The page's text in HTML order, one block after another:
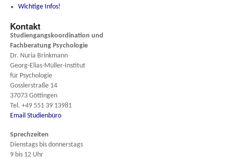
Wichtige Infos!
Kontakt
Studiengangskoordination und
Fachberatung Psychologie
Dr. Nuria Brinkmann
Georg-Elias-Müller-Institut
für Psychologie
Gosslerstraße 14
37073 Göttingen
Tel. +49 551 39 13981
Email Studienbüro
Sprechzeiten
Dienstags bis donnerstags
9 bis 12 Uhr